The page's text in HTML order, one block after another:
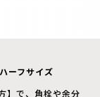
ーフサイズ
】で、角栓や余分